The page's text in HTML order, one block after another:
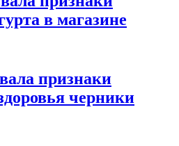
в магазине
признаки
черники